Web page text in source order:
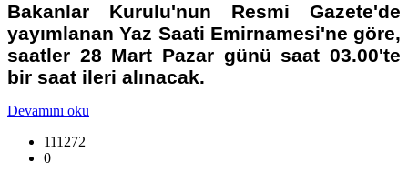
Bakanlar Kurulu'nun Resmi Gazete'de
yayımlanan Yaz Saati Emirnamesi'ne göre,
saatler 28 Mart Pazar günü saat 03.00'te
bir saat ileri alınacak.
Devamını oku
111272
0